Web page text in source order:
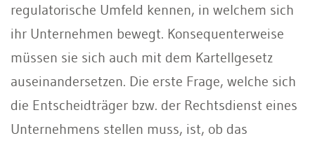
regulatorische Umfeld kennen, in welchem sich
ihr Unternehmen bewegt. Konsequenterweise
müssen sie sich auch mit dem Kartellgesetz
auseinandersetzen. Die erste Frage, welche sich
die Entscheidträger bzw. der Rechtsdienst eines
Unternehmens stellen muss, ist, ob das